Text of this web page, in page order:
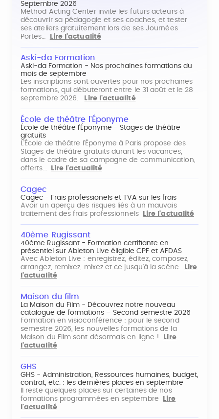
Septembre 2026
Method Acting Center invite les futurs acteurs à
découvrir sa pédagogie et ses coaches, et tester
ses ateliers gratuitement lors de ses Journées
Portes…
Lire l'actualité
Aski-da Formation
Aski-da Formation - Nos prochaines formations du
mois de septembre
Les inscriptions sont ouvertes pour nos prochaines
formations, qui débuteront entre le 31 août et le 28
septembre 2026.
Lire l'actualité
École de théâtre l'Éponyme
École de théâtre l'Éponyme - Stages de théâtre
gratuits
L'École de théâtre l'Éponyme à Paris propose des
Stages de théâtre gratuits durant les vacances,
dans le cadre de sa campagne de communication,
offerts…
Lire l'actualité
Cagec
Cagec - Frais professionels et TVA sur les frais
Avoir un aperçu des risques liés à un mauvais
traitement des frais professionnels
Lire l'actualité
40ème Rugissant
40ème Rugissant - Formation certifiante en
présentiel sur Ableton Live éligible CPF et AFDAS
Avec Ableton Live : enregistrez, éditez, composez,
arrangez, remixez, mixez et ce jusqu'à la scène.
Lire
l'actualité
Maison du film
La Maison du Film - Découvrez notre nouveau
catalogue de formations – Second semestre 2026
Formation en visioconférence : pour le second
semestre 2026, les nouvelles formations de la
Maison du Film sont désormais en ligne !
Lire
l'actualité
GHS
GHS - Administration, Ressources humaines, budget,
contrat, etc. : les dernières places en septembre
Il reste quelques places sur certaines de nos
formations programmées en septembre
Lire
l'actualité